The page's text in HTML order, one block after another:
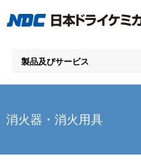
製品及びサービス
消火器・消火用具